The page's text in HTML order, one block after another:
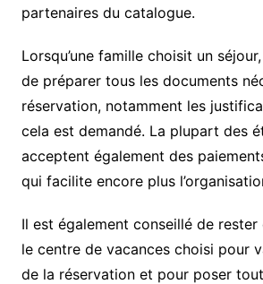
partenaires du catalogue.
Lorsqu’une famille choisit un
de préparer tous les documents
réservation, notamment les
cela est demandé. La plupart des
acceptent également des
qui facilite encore plus
Il est également conseillé de
le centre de vacances choisi pour
de la réservation et pour poser